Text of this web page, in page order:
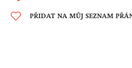
PŘIDAT NA MŮJ SEZNAM